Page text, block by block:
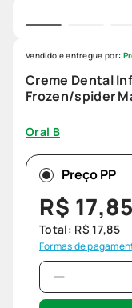
Creme Dental
Frozen/spider
Oral B
Vendido e entregue por:
Preço PP
R$ 17,85
Total: R$ 17,85
Formas de